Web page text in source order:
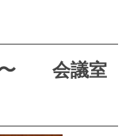
〜 会議室